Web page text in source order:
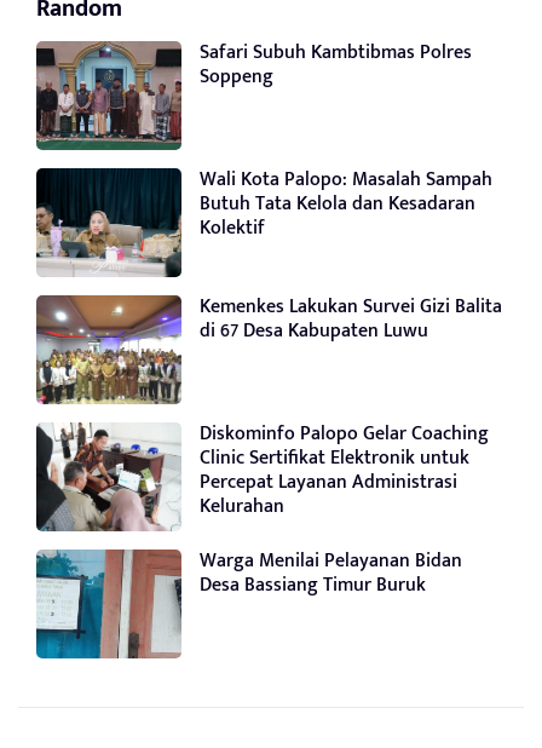
Random
Safari Subuh Kambtibmas Polres
Soppeng
Wali Kota Palopo: Masalah Sampah
Butuh Tata Kelola dan Kesadaran
Kolektif
Kemenkes Lakukan Survei Gizi Balita
di 67 Desa Kabupaten Luwu
Diskominfo Palopo Gelar Coaching
Clinic Sertifikat Elektronik untuk
Percepat Layanan Administrasi
Kelurahan
Warga Menilai Pelayanan Bidan
Desa Bassiang Timur Buruk